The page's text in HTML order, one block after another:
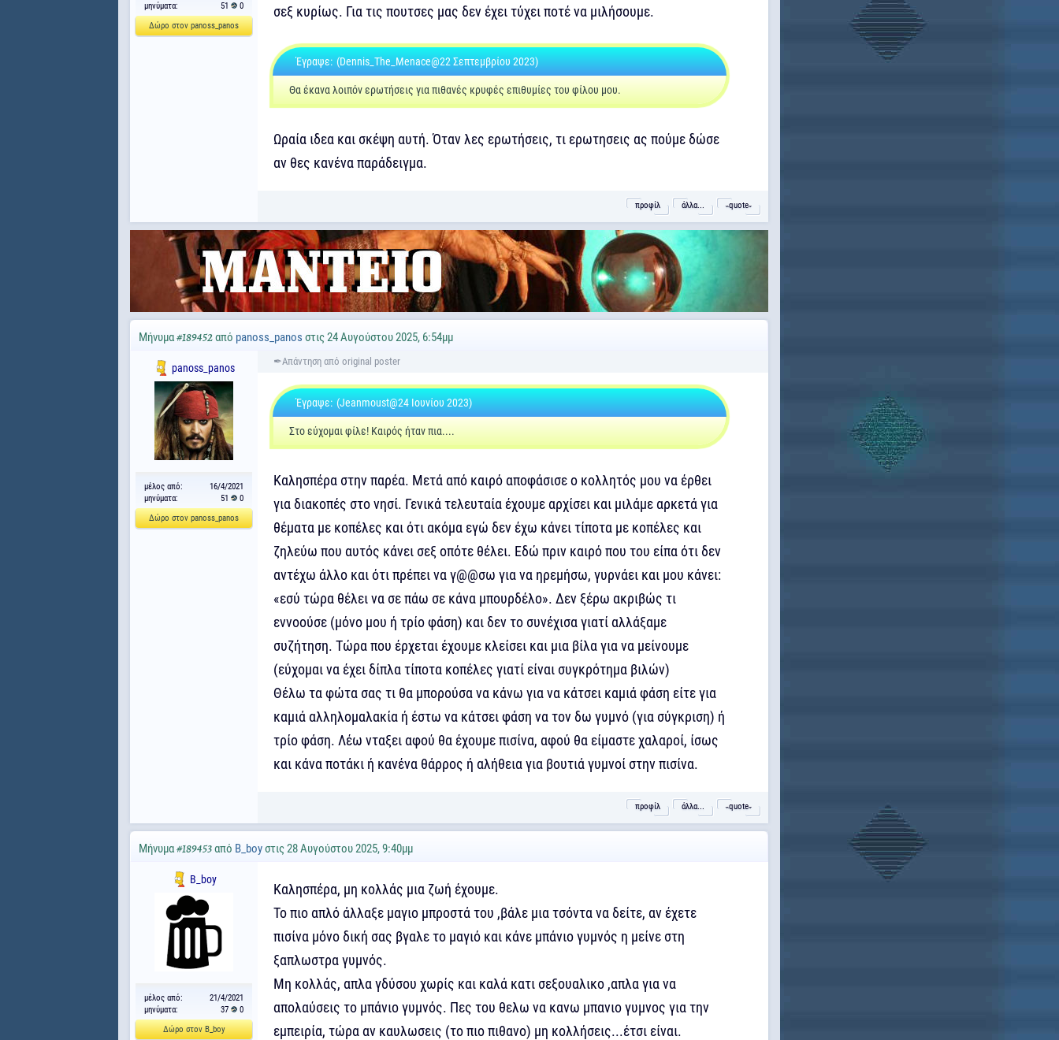
μηνύματα:
51
0
Δώρο στον panoss_panos
σεξ κυρίως. Για τις πουτσες μας δεν έχει τύχει ποτέ να μιλήσουμε.
Έγραψε: (Dennis_The_Menace@22 Σεπτεμβρίου 2023)
Θα έκανα λοιπόν ερωτήσεις για πιθανές κρυφές επιθυμίες του φίλου μου.
Ωραία ιδεα και σκέψη αυτή. Όταν λες ερωτήσεις, τι ερωτησεις ας πούμε δώσε
αν θες κανένα παράδειγμα.
προφίλ άλλα... ˵quote˶
Μήνυμα #189452 από panoss_panos στις 24 Αυγούστου 2025, 6:54μμ
panoss_panos
μέλος από:
16/4/2021
μηνύματα:
51
0
Δώρο στον panoss_panos
Έγραψε: (Jeanmoust@24 Ιουνίου 2023)
Στο εύχομαι φίλε! Καιρός ήταν πια....
Καλησπέρα στην παρέα. Μετά από καιρό αποφάσισε ο κολλητός μου να έρθει
για διακοπές στο νησί. Γενικά τελευταία έχουμε αρχίσει και μιλάμε αρκετά για
θέματα με κοπέλες και ότι ακόμα εγώ δεν έχω κάνει τίποτα με κοπέλες και
ζηλεύω που αυτός κάνει σεξ οπότε θέλει. Εδώ πριν καιρό που του είπα ότι δεν
αντέχω άλλο και ότι πρέπει να γ@@σω για να ηρεμήσω, γυρνάει και μου κάνει:
«εσύ τώρα θέλει να σε πάω σε κάνα μπουρδέλο». Δεν ξέρω ακριβώς τι
εννοούσε (μόνο μου ή τρίο φάση) και δεν το συνέχισα γιατί αλλάξαμε
συζήτηση. Τώρα που έρχεται έχουμε κλείσει και μια βίλα για να μείνουμε
(εύχομαι να έχει δίπλα τίποτα κοπέλες γιατί είναι συγκρότημα βιλών)
Θέλω τα φώτα σας τι θα μπορούσα να κάνω για να κάτσει καμιά φάση είτε για
καμιά αλληλομαλακία ή έστω να κάτσει φάση να τον δω γυμνό (για σύγκριση) ή
τρίο φάση. Λέω νταξει αφού θα έχουμε πισίνα, αφού θα είμαστε χαλαροί, ίσως
και κάνα ποτάκι ή κανένα θάρρος ή αλήθεια για βουτιά γυμνοί στην πισίνα.
προφίλ άλλα... ˵quote˶
Μήνυμα #189453 από B_boyστις 28 Αυγούστου 2025, 9:40μμ
B_boy
μέλος από:
21/4/2021
μηνύματα:
37
0
Δώρο στον B_boy
Καλησπέρα, μη κολλάς μια ζωή έχουμε.
Το πιο απλό άλλαξε μαγιο μπροστά του ,βάλε μια τσόντα να δείτε, αν έχετε
πισίνα μόνο δική σας βγαλε το μαγιό και κάνε μπάνιο γυμνός η μείνε στη
ξαπλωστρα γυμνός.
Μη κολλάς, απλα γδύσου χωρίς και καλά κατι σεξουαλικο ,απλα για να
απολαύσεις το μπάνιο γυμνός. Πες του θελω να κανω μπανιο γυμνος για την
εμπειρία, τώρα αν καυλωσεις (το πιο πιθανο) μη κολλήσεις...έτσι είναι.